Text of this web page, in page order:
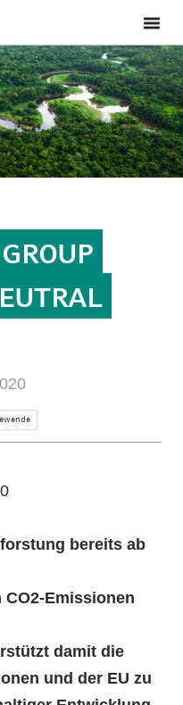
bereits ab
Emissionen
damit die
und der EU zu